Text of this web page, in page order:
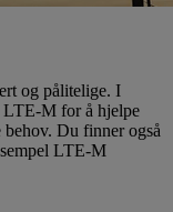
og pålitelige. I
M for å hjelpe
behov. Du finner også
LTE-M